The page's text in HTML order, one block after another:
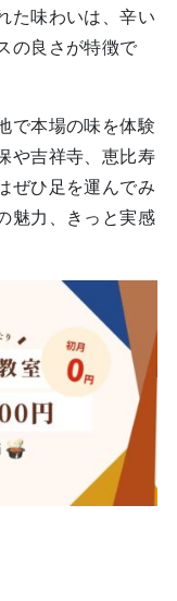
た味わいは、辛い
の良さが特徴で
で本場の味を体験
や吉祥寺、恵比寿
ぜひ足を運んでみ
魅力、きっと実感